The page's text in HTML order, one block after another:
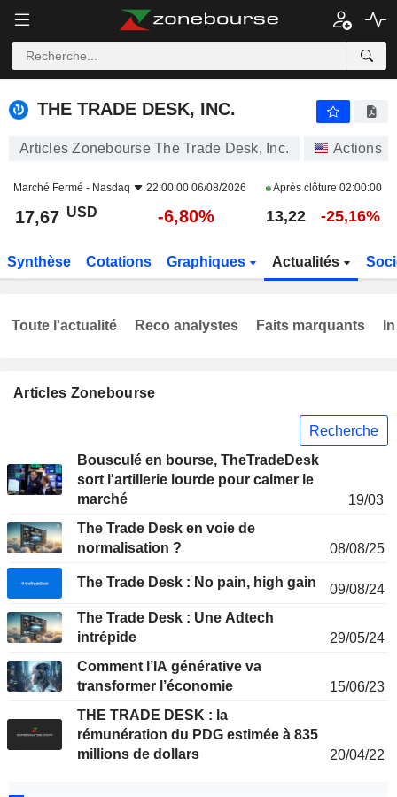
THE TRADE DESK, INC.
THE TRADE DESK, INC.
Articles Zonebourse The Trade Desk, Inc. Actions
Marché Fermé - Nasdaq 22:00:00 06/08/2026 Après clôture 02:00:00
17,67 USD -6,80% 13,22 -25,16%
Synthèse Cotations Graphiques Actualités
Articles Zonebourse
Recherche
Bousculé en bourse, TheTradeDesk
sort l'artillerie lourde pour calmer le
marché
19/03
The Trade Desk en voie de
normalisation ?
08/08/25
The Trade Desk : No pain, high gain
09/08/24
The Trade Desk : Une Adtech
intrépide
29/05/24
Comment l’IA générative va
transformer l’économie
15/06/23
THE TRADE DESK : la
rémunération du PDG estimée à 835
millions de dollars
20/04/22
Toute l'actualité Reco analystes Faits marquants